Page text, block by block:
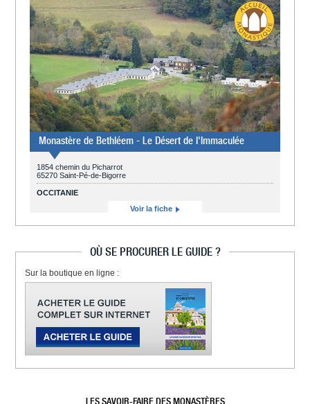
Monastère de Bethléem - Le Désert de l'Immaculée
1854 chemin du Picharrot
65270 Saint-Pé-de-Bigorre
OCCITANIE
Voir la fiche
OÙ SE PROCURER LE GUIDE ?
Sur la boutique en ligne :
LES SAVOIR-FAIRE DES MONASTÈRES